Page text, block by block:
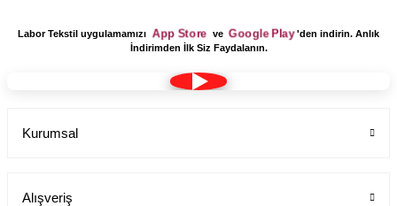
Labor Tekstil uygulamamızı App Store ve Google Play'den indirin. Anlık
İndirimden İlk Siz Faydalanın.
Kurumsal
Alışveriş